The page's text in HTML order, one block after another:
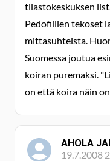
tilastokeskuksen
Pedofiilien tekoset
mittasuhteista.
Suomessa joutua
koiran puremaksi.
on että koira näin
AHOLA
19.7.2008